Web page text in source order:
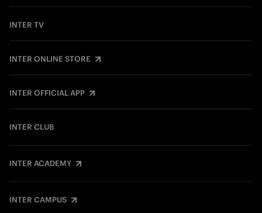
INTER TV
INTER ONLINE STORE
INTER OFFICIAL APP
INTER CLUB
INTER ACADEMY
INTER CAMPUS